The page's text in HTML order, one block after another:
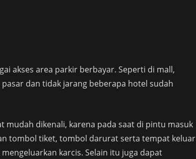
akses area parkir berbayar. Seperti di mall,
dan tidak jarang beberapa hotel sudah
mudah dikenali, karena pada saat di pintu masuk
tombol tiket, tombol darurat serta tempat keluar
karcis. Selain itu juga dapat